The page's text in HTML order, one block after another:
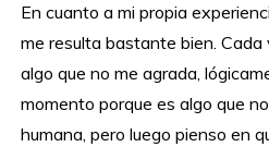
En cuanto a mi propia
me resulta bastante bien. Cada
algo que no me agrada,
momento porque es algo que
humana, pero luego pienso en